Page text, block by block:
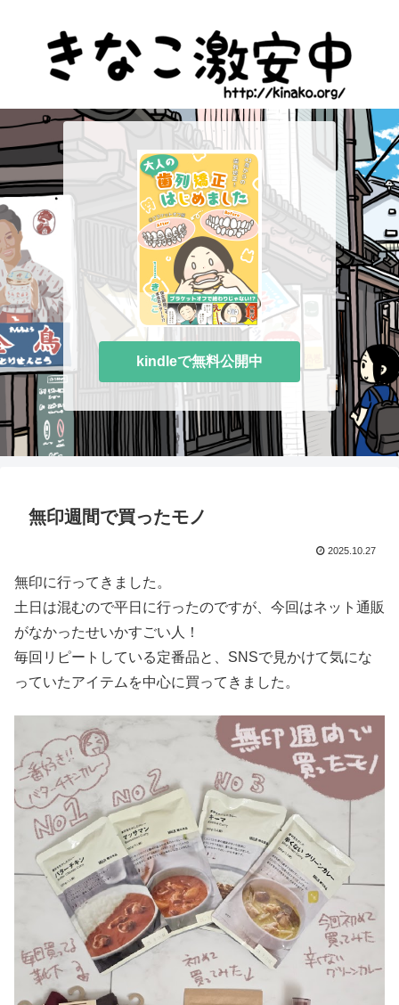
kindleで無料公開中
無印週間で買ったモノ
2025.10.27
無印に行ってきました。
土日は混むので平日に行ったのですが、今回はネット通販
がなかったせいかすごい人！
毎回リピートしている定番品と、SNSで見かけて気にな
っていたアイテムを中心に買ってきました。